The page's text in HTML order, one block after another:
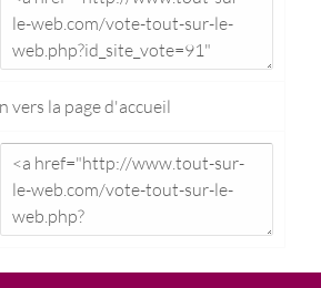
vers la page d'accueil